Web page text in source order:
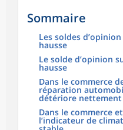
Sommaire
Les soldes
hausse
Le solde d’opinion
hausse
Dans le commerce
réparation
détériore nettement
Dans le commerce
l’indicateur de